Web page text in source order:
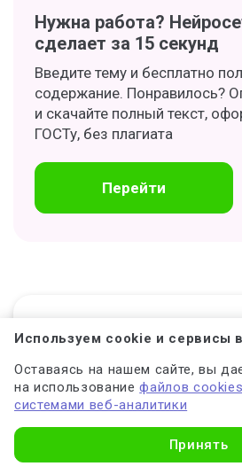
Нужна работа?
сделает за 15 секунд
Введите тему и бесплатно
содержание. Понравилось?
и скачайте полный текст,
ГОСТу, без плагиата
Перейти
Содержание
Что такое итоговый
проект
Виды итоговых
проектов
Используем cookie и сервисы
Оставаясь на нашем сайте, вы
на использованиефайлов cookies
системами веб-аналитики
Принять